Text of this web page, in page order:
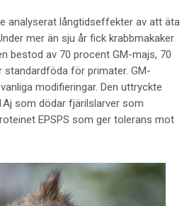
analyserat långtidseffekter av att äta
mer än sju år fick krabbmakaker
bestod av 70 procent GM-majs, 70
standardföda för primater. GM-
modifieringar. Den uttryckte
som dödar fjärilslarver som
EPSPS som ger tolerans mot